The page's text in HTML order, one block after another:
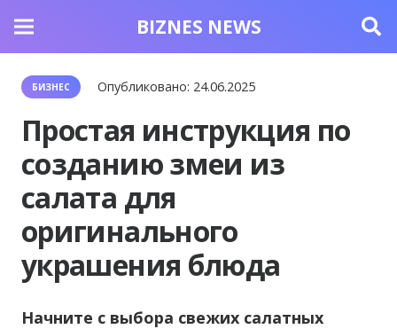
BIZNES NEWS
БИЗНЕС Опубликовано: 24.06.2025
Простая инструкция по
созданию змеи из
салата для
оригинального
украшения блюда
Начните с выбора свежих салатных